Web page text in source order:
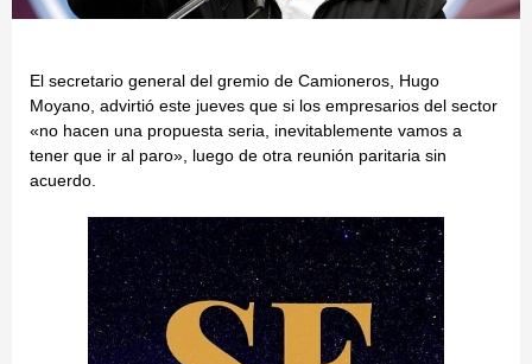
El secretario general del gremio de Camioneros, Hugo
Moyano, advirtió este jueves que si los empresarios del sector
«no hacen una propuesta seria, inevitablemente vamos a
tener que ir al paro», luego de otra reunión paritaria sin
acuerdo.